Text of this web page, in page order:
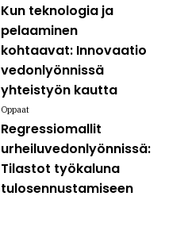
Kun teknologia ja
pelaaminen
kohtaavat: Innovaatio
vedonlyönnissä
yhteistyön kautta
Regressiomallit
urheiluvedonlyönnissä:
Tilastot työkaluna
tulosennustamiseen
Oppaat